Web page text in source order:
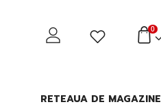
0
RETEAUA DE MAGAZINE